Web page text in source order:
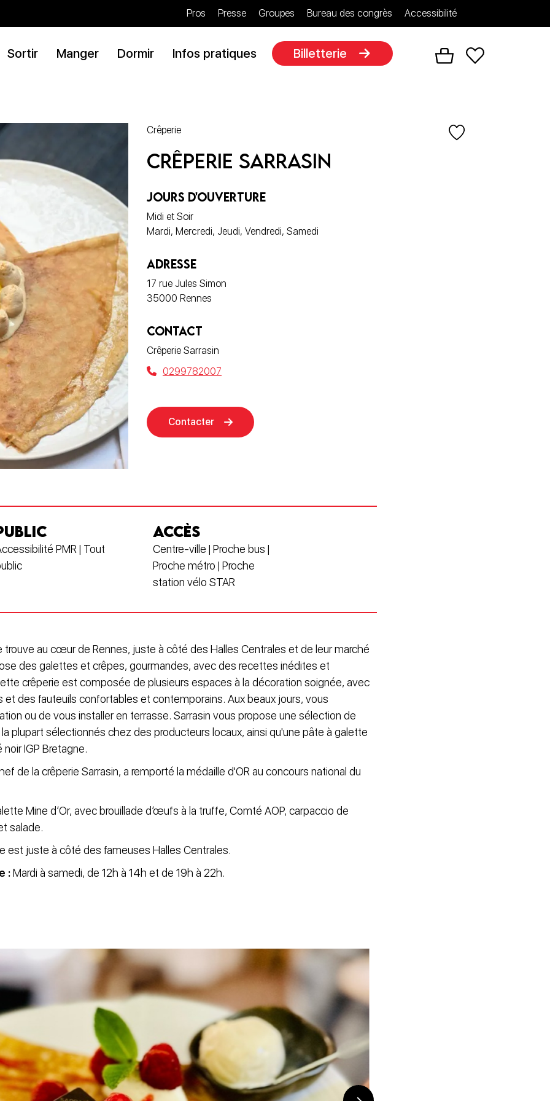
Pros Presse Groupes Bureau des congrès Accessibilité
Sortir Manger Dormir Infos pratiques Billetterie
Crêperie
Crêperie Sarrasin
JOURS D'OUVERTURE
Midi et Soir
Mardi, Mercredi, Jeudi, Vendredi, Samedi
ADRESSE
17 rue Jules Simon
35000 Rennes
CONTACT
Crêperie Sarrasin
0299782007
Contacter
PMR | Tout
ACCÈS
Centre-ville | Proche bus |
Proche métro | Proche
station vélo STAR
trouve au cœur de Rennes, juste à côté des Halles Centrales et de leur marché
des galettes et crêpes, gourmandes, avec des recettes inédites et
crêperie est composée de plusieurs espaces à la décoration soignée, avec
et des fauteuils confortables et contemporains. Aux beaux jours, vous
ou de vous installer en terrasse. Sarrasin vous propose une sélection de
plupart sélectionnés chez des producteurs locaux, ainsi qu'une pâte à galette
IGP Bretagne.
de la crêperie Sarrasin, a remporté la médaille d'OR au concours national du
Mine d’Or, avec brouillade d’œufs à la truffe, Comté AOP, carpaccio de
salade.
est juste à côté des fameuses Halles Centrales.
:Mardi à samedi, de 12h à 14h et de 19h à 22h.